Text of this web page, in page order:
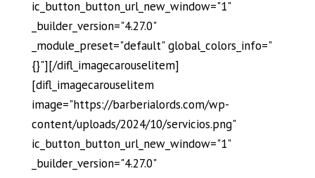
ic_button_button_url_new_window="1"
_builder_version="4.27.0"
_module_preset="default" global_colors_info="
{}"][/difl_imagecarouselitem]
[difl_imagecarouselitem
image="https://barberialords.com/wp-
content/uploads/2024/10/servicios.png"
ic_button_button_url_new_window="1"
_builder_version="4.27.0"